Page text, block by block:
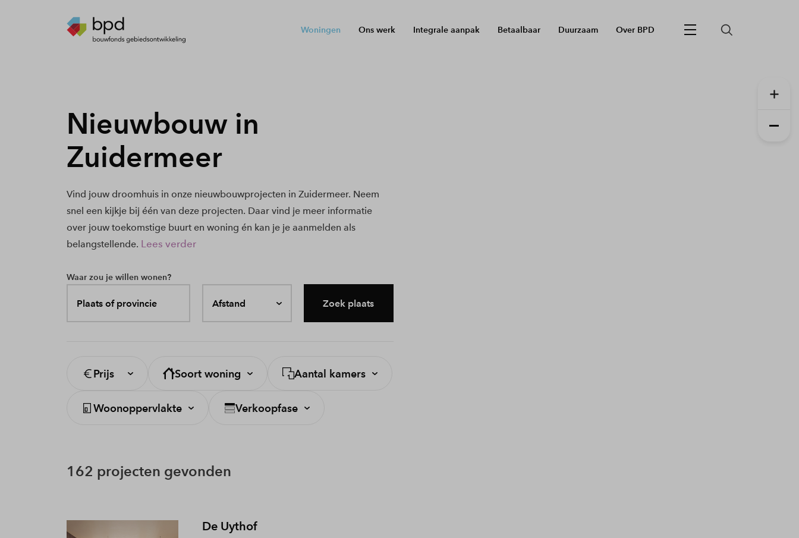
Woningen Ons werk Integrale aanpak Betaalbaar Duurzaam Over BPD
Nieuwbouw in
Zuidermeer
Vind jouw droomhuis in onze nieuwbouwprojecten in Zuidermeer. Neem
snel een kijkje bij één van deze projecten. Daar vind je meer informatie
over jouw toekomstige buurt en woning én kan je je aanmelden als
belangstellende. Lees verder
Waar zou je willen wonen?
Plaats of provincie Afstand Zoek plaats
Prijs Soort woning Aantal kamers
Woonoppervlakte Verkoopfase
162 projecten gevonden
De Uythof